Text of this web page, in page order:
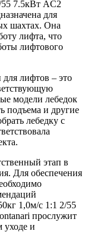
7.5кВт AC2
для
шахтах. Она
лифта, что
лифтового
лифтов – это
модели лебедок
подъема и другие
лебедку с
этап в
Для обеспечения
1,0м/с 1:1 2/55
прослужит
уходе и